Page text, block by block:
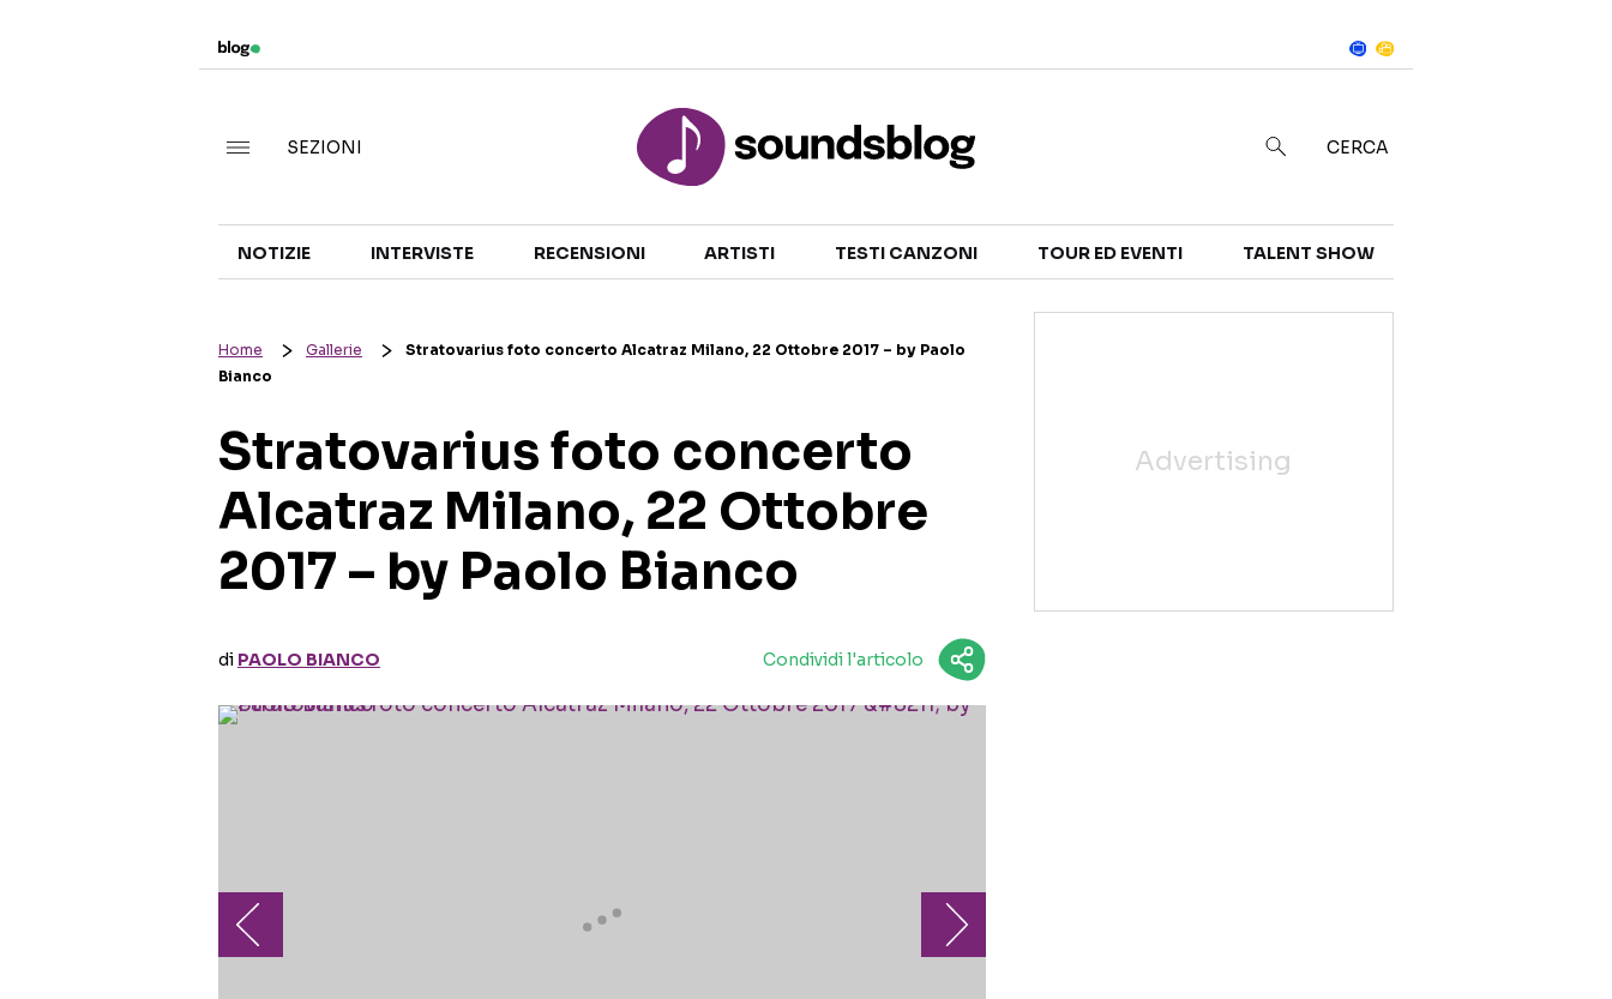
in Notizie
Sezioni
RECENSIONI MUSICALI
GOSSIP E CURIOSITÀ
TESTI CANZONI
TALENT SHOW
SEZIONI CERCA
NOTIZIE INTERVISTE RECENSIONI ARTISTI TESTI CANZONI TOUR ED EVENTI TALENT SHOW
Home Gallerie
Stratovarius foto concerto Alcatraz Milano, 22 Ottobre 2017 – by Paolo
Bianco
Stratovarius foto concerto
Alcatraz Milano, 22 Ottobre
2017 – by Paolo Bianco
di PAOLO BIANCO Condividi l'articolo